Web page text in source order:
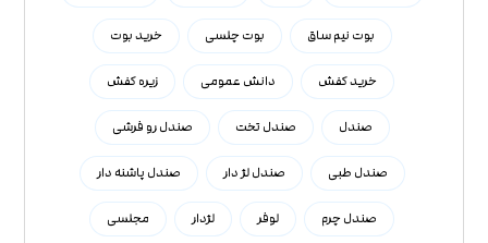
بوت نیم ساق بوت چلسی خرید بوت
خرید کفش دانش عمومی زیره کفش
صندل صندل تخت صندل رو فرشی
صندل طبی صندل لژ دار صندل پاشنه دار
صندل چرم لوفر لژدار مجلسی